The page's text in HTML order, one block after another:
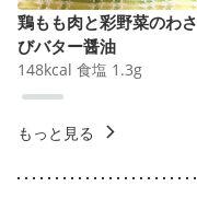
鶏もも肉と彩野菜のわさ
びバター醤油
148kcal 食塩 1.3g
もっと見る